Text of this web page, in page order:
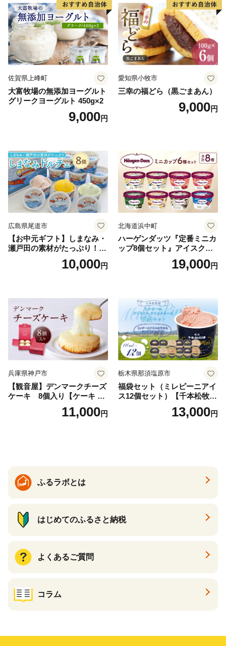
佐賀県上峰町
大富牧場の無添加ヨーグルト
グリークヨーグルト 450g×2
9,000円
愛知県小牧市
三幸の福どら（黒ごまあん）
9,000円
広島県尾道市
【お中元ギフト】しまなみ・
瀬戸田の素材がたっぷり！ジ
10,000円
北海道浜中町
ハーゲンダッツ『定番ミニカ
ップ8個セット』アイスクリ
ーム アイス スイーツ デザー
19,000円
兵庫県神戸市
【観音屋】デンマークチーズ
ケーキ 8個入り【ケーキ チ
ーズケーキ 人気スイーツ お
すすめスイーツ 神戸スイー
11,000円
栃木県那須塩原市
福袋セット（ミレピーニアイ
ス12個セット）【千本松牧
場】 ns025-014-12 【デザー
ト 詰め合わせ ギフト】
13,000円
ふるラボとは
はじめてのふるさと納税
よくあるご質問
コラム